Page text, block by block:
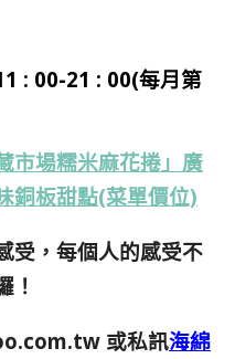
: 00-21 : 00(每月第
市場糯米麻花捲」廣
銅板甜點(菜單價位)
受，每個人的感受不
！
或私訊海綿